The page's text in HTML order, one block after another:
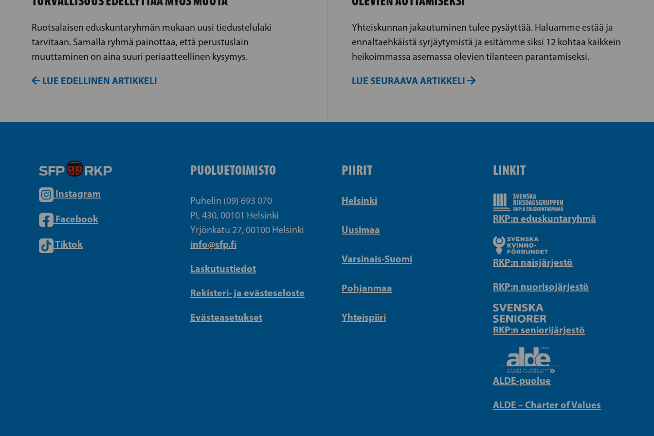
Ruotsalaisen eduskuntaryhmän mukaan uusi tiedustelulaki
tarvitaan. Samalla ryhmä painottaa, että perustuslain
muuttaminen on aina suuri periaatteellinen kysymys.
LUE EDELLINEN ARTIKKELI
Yhteiskunnan jakautuminen tulee pysäyttää. Haluamme estää ja
ennaltaehkäistä syrjäytymistä ja esitämme siksi 12 kohtaa kaikkein
heikoimmassa asemassa olevien tilanteen parantamiseksi.
LUE SEURAAVA ARTIKKELI
Instagram
Facebook
Tiktok
PUOLUETOIMISTO
Puhelin (09) 693 070
PL 430, 00101 Helsinki
Yrjönkatu 27, 00100 Helsinki
info@sfp.fi
Laskutustiedot
Rekisteri- ja evästeseloste
Evästeasetukset
PIIRIT
Helsinki
Uusimaa
Varsinais-Suomi
Pohjanmaa
Yhteispiiri
LINKIT
RKP:n eduskuntaryhmä
RKP:n naisjärjestö
RKP:n nuorisojärjestö
RKP:n seniorijärjestö
ALDE-puolue
ALDE – Charter of Values